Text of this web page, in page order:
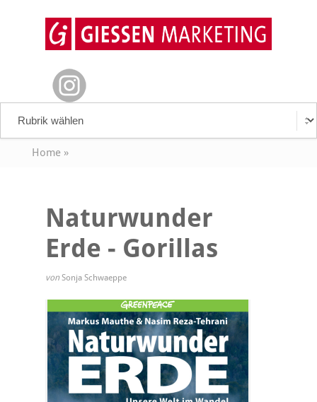
Home»
Naturwunder
Erde - Gorillas
von Sonja Schwaeppe